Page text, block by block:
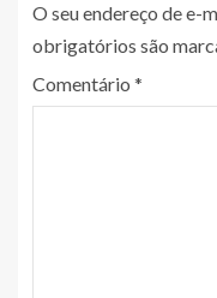
O seu endereço de e-
obrigatórios são
Comentário *